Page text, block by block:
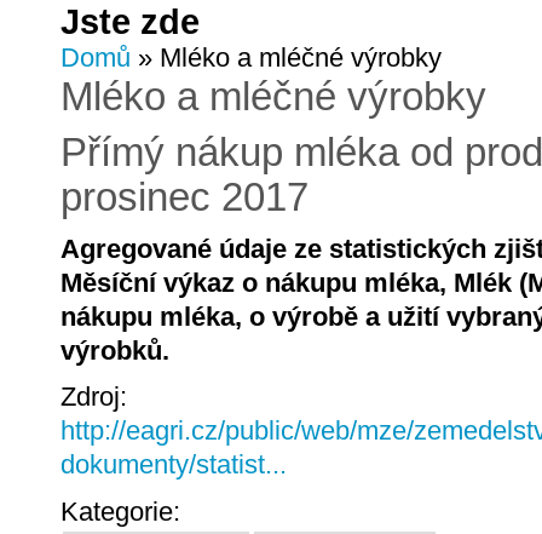
Jste zde
Domů » Mléko a mléčné výrobky
Mléko a mléčné výrobky
Přímý nákup mléka od
prosinec 2017
Agregované údaje ze statistických
Měsíční výkaz o nákupu mléka, Mlék
nákupu mléka, o výrobě a užití
výrobků.
Zdroj:
http://eagri.cz/public/web/mze/
dokumenty/statist...
Kategorie: